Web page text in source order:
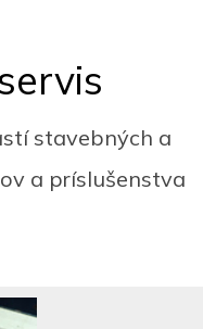
stavebných a
a príslušenstva